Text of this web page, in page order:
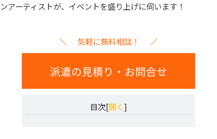
ンアーティストが、イベントを盛り上げに伺います！
気軽に無料相談！
派遣の見積り・お問合せ
目次[開く ]